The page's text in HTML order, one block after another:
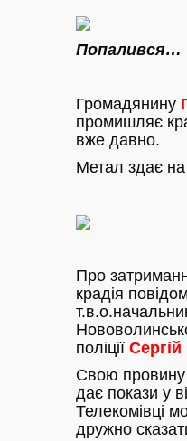
Попалився…
Громадянину
промишляє
вже давно.
Метал здає на
Про
крадія
поліції
Свою провину
дає покази у
Телекомівці
дружно